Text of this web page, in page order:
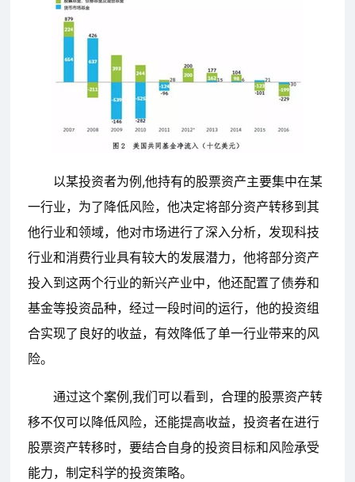
以某投资者为例,他持有的股票资产主要集中在某
一行业，为了降低风险，他决定将部分资产转移到其
他行业和领域，他对市场进行了深入分析，发现科技
行业和消费行业具有较大的发展潜力，他将部分资产
投入到这两个行业的新兴产业中，他还配置了债券和
基金等投资品种，经过一段时间的运行，他的投资组
合实现了良好的收益，有效降低了单一行业带来的风
险。
通过这个案例,我们可以看到，合理的股票资产转
移不仅可以降低风险，还能提高收益，投资者在进行
股票资产转移时，要结合自身的投资目标和风险承受
能力，制定科学的投资策略。